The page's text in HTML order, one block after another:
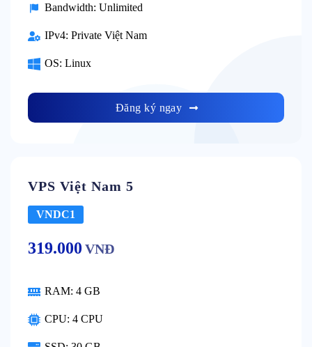
Bandwidth: Unlimited
IPv4: Private Việt Nam
OS: Linux
Đăng ký ngay
VPS Việt Nam 5
VNDC1
319.000 VNĐ
RAM: 4 GB
CPU: 4 CPU